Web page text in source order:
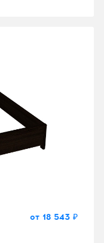
от 18 543 ₽